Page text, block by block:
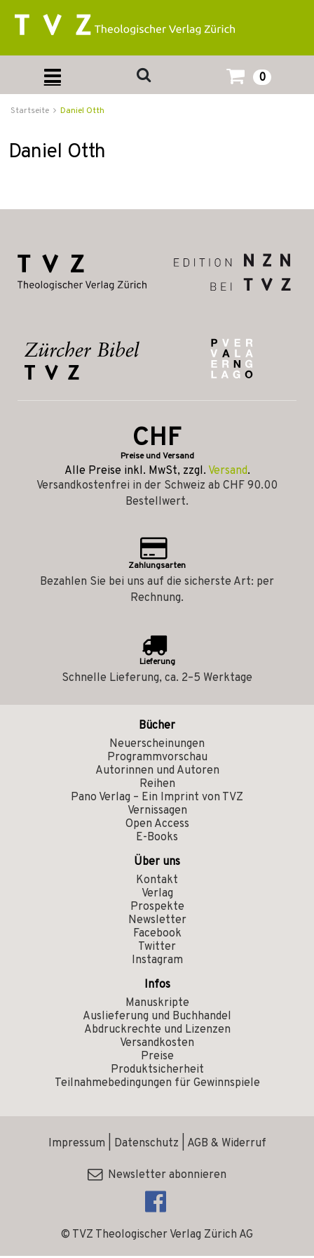
0
Startseite Daniel Otth
Daniel Otth
CHF
Preise und Versand
Alle Preise inkl. MwSt, zzgl. Versand.
Versandkostenfrei in der Schweiz ab CHF 90.00
Bestellwert.
Zahlungsarten
Bezahlen Sie bei uns auf die sicherste Art: per
Rechnung.
Lieferung
Schnelle Lieferung, ca. 2–5 Werktage
Bücher
Neuerscheinungen
Programmvorschau
Autorinnen und Autoren
Reihen
Pano Verlag – Ein Imprint von TVZ
Vernissagen
Open Access
E-Books
Über uns
Kontakt
Verlag
Prospekte
Newsletter
Facebook
Twitter
Instagram
Infos
Manuskripte
Auslieferung und Buchhandel
Abdruckrechte und Lizenzen
Versandkosten
Preise
Produktsicherheit
Teilnahmebedingungen für Gewinnspiele
© TVZ Theologischer Verlag Zürich AG
Impressum Datenschutz AGB & Widerruf
Newsletter abonnieren